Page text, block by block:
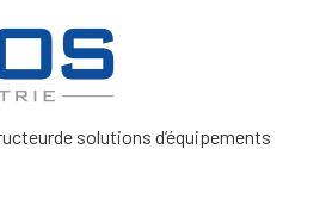
de solutions d’équipements